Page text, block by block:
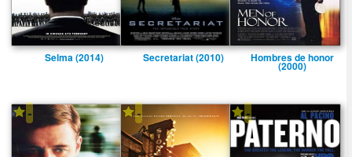
Selma (2014) Secretariat (2010) Hombres de honor
(2000)
- - -